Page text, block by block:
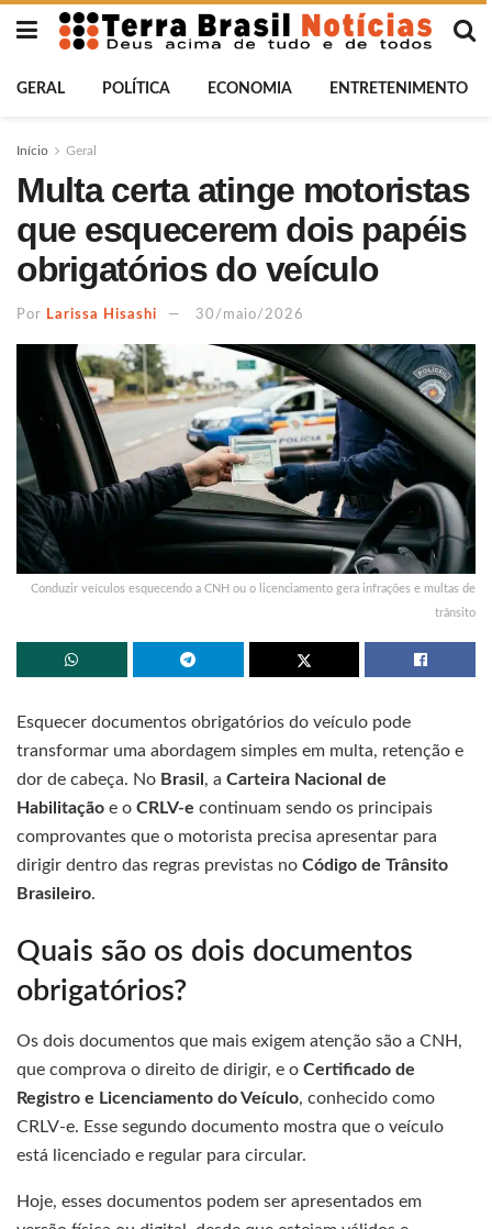
GERAL POLÍTICA ECONOMIA ENTRETENIMENTO
Início Geral
Multa certa atinge motoristas
que esquecerem dois papéis
obrigatórios do veículo
Por Larissa Hisashi 30/maio/2026
Conduzir veículos esquecendo a CNH ou o licenciamento gera infrações e multas de
trânsito
Esquecer documentos obrigatórios do veículo pode
transformar uma abordagem simples em multa, retenção e
dor de cabeça. No Brasil , a Carteira Nacional de
Habilitação e o CRLV-e continuam sendo os principais
comprovantes que o motorista precisa apresentar para
dirigir dentro das regras previstas no Código de Trânsito
Brasileiro.
Quais são os dois documentos
obrigatórios?
Os dois documentos que mais exigem atenção são a CNH,
que comprova o direito de dirigir, e o Certificado de
Registro e Licenciamento do Veículo, conhecido como
CRLV-e. Esse segundo documento mostra que o veículo
está licenciado e regular para circular.
Hoje, esses documentos podem ser apresentados em